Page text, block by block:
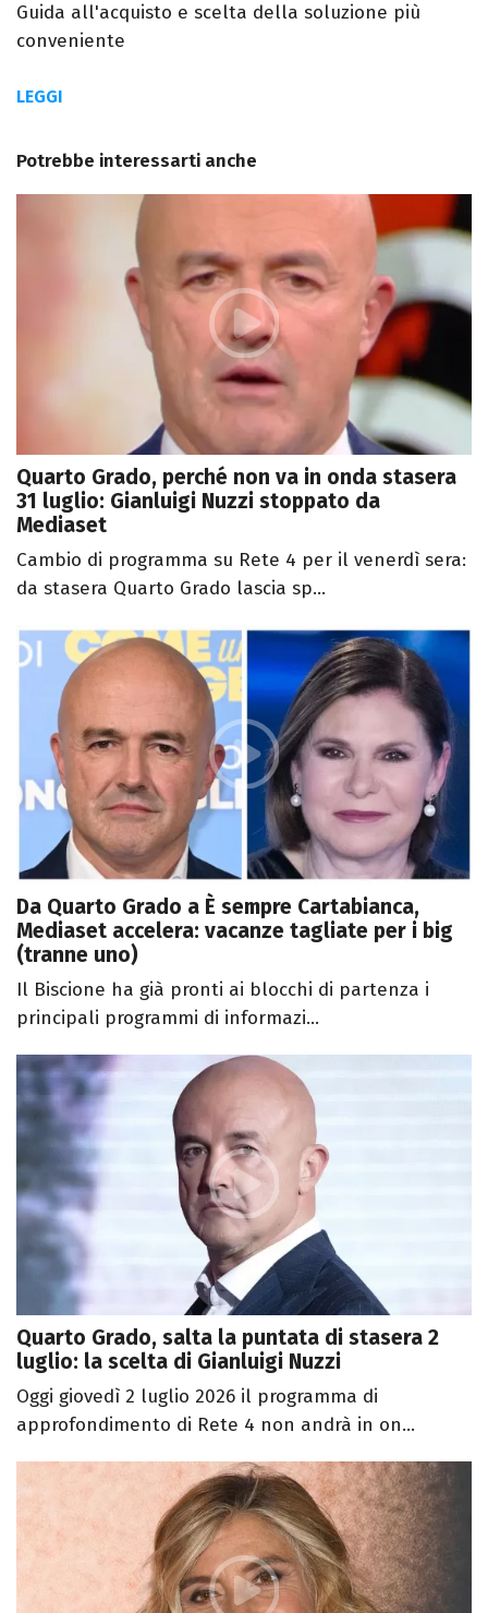
Guida all'acquisto e scelta della soluzione più
conveniente
LEGGI
Potrebbe interessarti anche
Quarto Grado, perché non va in onda stasera
31 luglio: Gianluigi Nuzzi stoppato da
Mediaset
Cambio di programma su Rete 4 per il venerdì sera:
da stasera Quarto Grado lascia sp...
Da Quarto Grado a È sempre Cartabianca,
Mediaset accelera: vacanze tagliate per i big
(tranne uno)
Il Biscione ha già pronti ai blocchi di partenza i
principali programmi di informazi...
Quarto Grado, salta la puntata di stasera 2
luglio: la scelta di Gianluigi Nuzzi
Oggi giovedì 2 luglio 2026 il programma di
approfondimento di Rete 4 non andrà in on...